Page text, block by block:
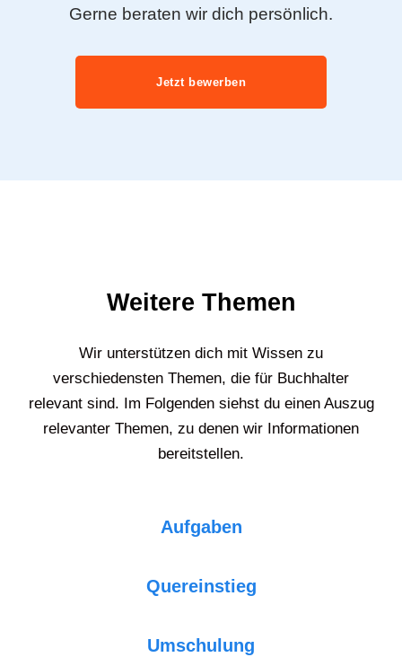
Gerne beraten wir dich persönlich.
Jetzt bewerben
Weitere Themen
Wir unterstützen dich mit Wissen zu
verschiedensten Themen, die für Buchhalter
relevant sind. Im Folgenden siehst du einen Auszug
relevanter Themen, zu denen wir Informationen
bereitstellen.
Aufgaben
Quereinstieg
Umschulung